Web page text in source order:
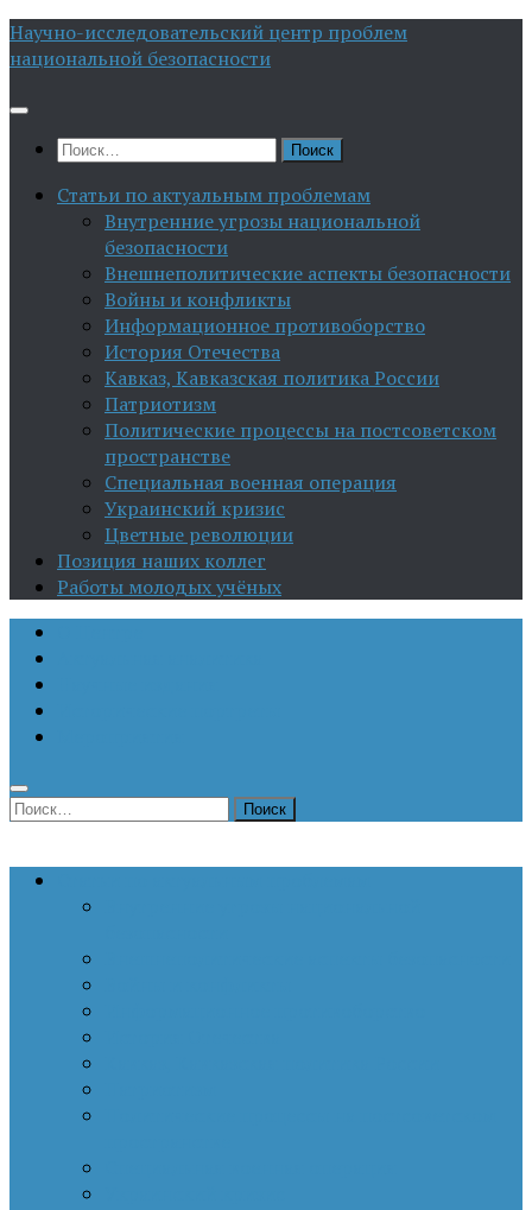
Перейти
к
Научно-исследовательский центр проблем
национальной безопасности
Найти:
Статьи по актуальным проблемам
Внутренние угрозы национальной
безопасности
Внешнеполитические аспекты безопасности
Войны и конфликты
Информационное противоборство
История Отечества
Кавказ, Кавказская политика России
Патриотизм
Политические процессы на постсоветском
пространстве
Специальная военная операция
Украинский кризис
Цветные революции
Позиция наших коллег
Работы молодых учёных
Найти: